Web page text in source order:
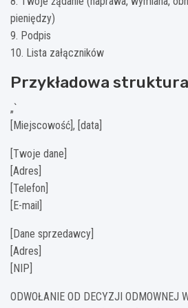
pieniędzy)
9. Podpis
10. Lista załączników
Przykładowa
„`
[Miejscowość], [data]
[Twoje dane]
[Adres]
[Telefon]
[E-mail]
[Dane sprzedawcy]
[Adres]
[NIP]
ODWOŁANIE OD DECYZJI ODMOWNEJ